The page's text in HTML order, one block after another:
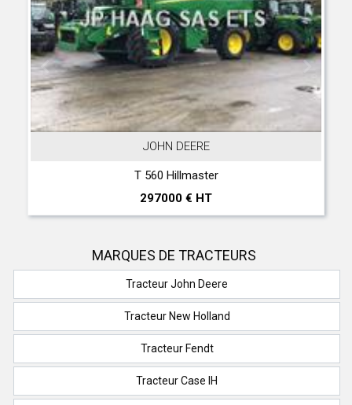
JOHN DEERE
T 560 Hillmaster
297000 € HT
MARQUES DE TRACTEURS
Tracteur John Deere
Tracteur New Holland
Tracteur Fendt
Tracteur Case IH